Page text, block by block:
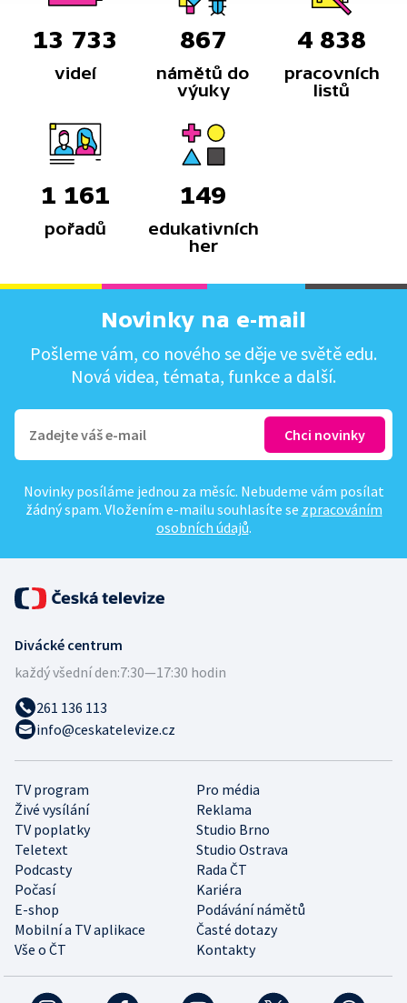
13 733
videí
867
námětů do
výuky
4 838
pracovních
listů
1 161
pořadů
149
edukativních
her
Novinky na e-mail
Pošleme vám, co nového se děje ve světě edu.
Nová videa, témata, funkce a další.
Novinky posíláme jednou za měsíc. Nebudeme vám posílat
žádný spam. Vložením e-mailu souhlasíte se zpracováním
osobních údajů.